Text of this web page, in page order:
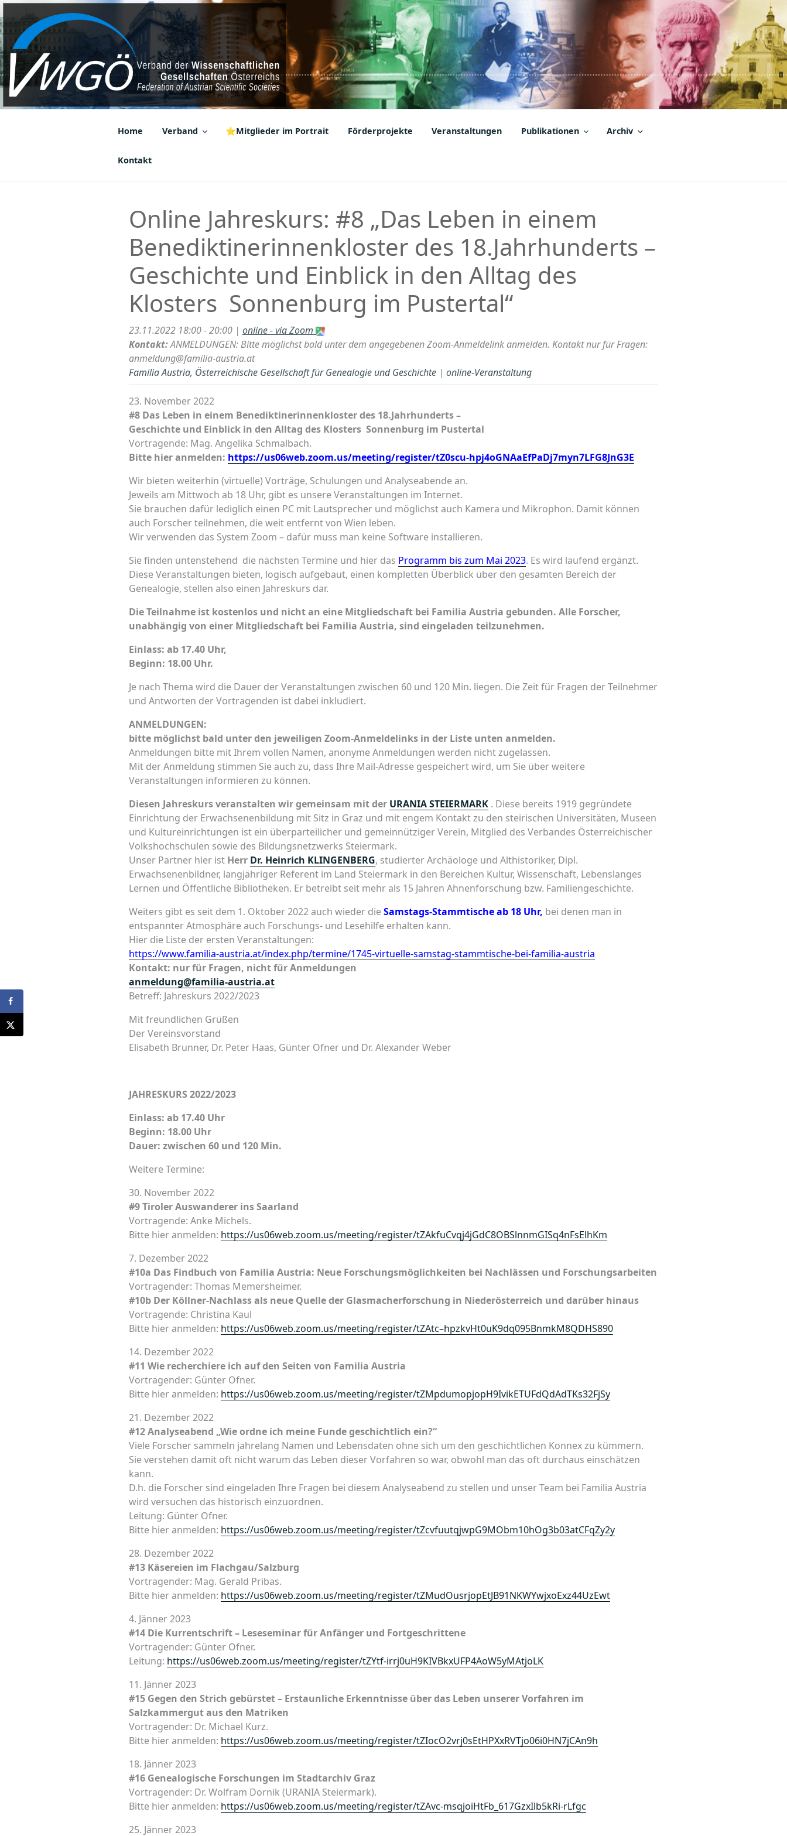
Zum
Inhalt
springen
VWGÖ
Federation of Austrian Scientific Societies
Home Verband ⭐Mitglieder im Portrait Förderprojekte Veranstaltungen Publikationen Archiv
Kontakt
Online Jahreskurs: #8 „Das Leben in einem
Benediktinerinnenkloster des 18.Jahrhunderts –
Geschichte und Einblick in den Alltag des
Klosters Sonnenburg im Pustertal“
23.11.2022 18:00 - 20:00 | online - via Zoom
Kontakt:ANMELDUNGEN: Bitte möglichst bald unter dem angegebenen Zoom-Anmeldelink anmelden. Kontakt nur für Fragen:
anmeldung@familia-austria.at
Familia Austria, Österreichische Gesellschaft für Genealogie und Geschichte | online-Veranstaltung
23. November 2022
#8 Das Leben in einem Benediktinerinnenkloster des 18.Jahrhunderts –
Geschichte und Einblick in den Alltag des Klosters Sonnenburg im Pustertal
Vortragende: Mag. Angelika Schmalbach.
Bitte hier anmelden: https://us06web.zoom.us/meeting/register/tZ0scu-hpj4oGNAaEfPaDj7myn7LFG8JnG3E
Wir bieten weiterhin (virtuelle) Vorträge, Schulungen und Analyseabende an.
Jeweils am Mittwoch ab 18 Uhr, gibt es unsere Veranstaltungen im Internet.
Sie brauchen dafür lediglich einen PC mit Lautsprecher und möglichst auch Kamera und Mikrophon. Damit können
auch Forscher teilnehmen, die weit entfernt von Wien leben.
Wir verwenden das System Zoom – dafür muss man keine Software installieren.
Sie finden untenstehend die nächsten Termine und hier das Programm bis zum Mai 2023. Es wird laufend ergänzt.
Diese Veranstaltungen bieten, logisch aufgebaut, einen kompletten Überblick über den gesamten Bereich der
Genealogie, stellen also einen Jahreskurs dar.
Die Teilnahme ist kostenlos und nicht an eine Mitgliedschaft bei Familia Austria gebunden. Alle Forscher,
unabhängig von einer Mitgliedschaft bei Familia Austria, sind eingeladen teilzunehmen.
Einlass: ab 17.40 Uhr,
Beginn: 18.00 Uhr.
Je nach Thema wird die Dauer der Veranstaltungen zwischen 60 und 120 Min. liegen. Die Zeit für Fragen der Teilnehmer
und Antworten der Vortragenden ist dabei inkludiert.
ANMELDUNGEN:
bitte möglichst bald unter den jeweiligen Zoom-Anmeldelinks in der Liste unten anmelden.
Anmeldungen bitte mit Ihrem vollen Namen, anonyme Anmeldungen werden nicht zugelassen.
Mit der Anmeldung stimmen Sie auch zu, dass Ihre Mail-Adresse gespeichert wird, um Sie über weitere
Veranstaltungen informieren zu können.
Diesen Jahreskurs veranstalten wir gemeinsam mit der URANIA STEIERMARK . Diese bereits 1919 gegründete
Einrichtung der Erwachsenenbildung mit Sitz in Graz und mit engem Kontakt zu den steirischen Universitäten, Museen
und Kultureinrichtungen ist ein überparteilicher und gemeinnütziger Verein, Mitglied des Verbandes Österreichischer
Volkshochschulen sowie des Bildungsnetzwerks Steiermark.
Unser Partner hier ist Herr Dr. Heinrich KLINGENBERG, studierter Archäologe und Althistoriker, Dipl.
Erwachsenenbildner, langjähriger Referent im Land Steiermark in den Bereichen Kultur, Wissenschaft, Lebenslanges
Lernen und Öffentliche Bibliotheken. Er betreibt seit mehr als 15 Jahren Ahnenforschung bzw. Familiengeschichte.
Weiters gibt es seit dem 1. Oktober 2022 auch wieder dieSamstags-Stammtische ab 18 Uhr, bei denen man in
entspannter Atmosphäre auch Forschungs- und Lesehilfe erhalten kann.
Hier die Liste der ersten Veranstaltungen:
https://www.familia-austria.at/index.php/termine/1745-virtuelle-samstag-stammtische-bei-familia-austria
Kontakt: nur für Fragen, nicht für Anmeldungen
anmeldung@familia-austria.at
Betreff: Jahreskurs 2022/2023
Mit freundlichen Grüßen
Der Vereinsvorstand
Elisabeth Brunner, Dr. Peter Haas, Günter Ofner und Dr. Alexander Weber
JAHRESKURS 2022/2023
Einlass: ab 17.40 Uhr
Beginn: 18.00 Uhr
Dauer: zwischen 60 und 120 Min.
Weitere Termine:
30. November 2022
#9 Tiroler Auswanderer ins Saarland
Vortragende: Anke Michels.
Bitte hier anmelden: https://us06web.zoom.us/meeting/register/tZAkfuCvqj4jGdC8OBSlnnmGISq4nFsElhKm
7. Dezember 2022
#10a Das Findbuch von Familia Austria: Neue Forschungsmöglichkeiten bei Nachlässen und Forschungsarbeiten
Vortragender: Thomas Memersheimer.
#10b Der Köllner-Nachlass als neue Quelle der Glasmacherforschung in Niederösterreich und darüber hinaus
Vortragende: Christina Kaul
Bitte hier anmelden: https://us06web.zoom.us/meeting/register/tZAtc–hpzkvHt0uK9dq095BnmkM8QDHS890
14. Dezember 2022
#11 Wie recherchiere ich auf den Seiten von Familia Austria
Vortragender: Günter Ofner.
Bitte hier anmelden: https://us06web.zoom.us/meeting/register/tZMpdumopjopH9IvikETUFdQdAdTKs32FjSy
21. Dezember 2022
#12 Analyseabend „Wie ordne ich meine Funde geschichtlich ein?“
Viele Forscher sammeln jahrelang Namen und Lebensdaten ohne sich um den geschichtlichen Konnex zu kümmern.
Sie verstehen damit oft nicht warum das Leben dieser Vorfahren so war, obwohl man das oft durchaus einschätzen
kann.
D.h. die Forscher sind eingeladen Ihre Fragen bei diesem Analyseabend zu stellen und unser Team bei Familia Austria
wird versuchen das historisch einzuordnen.
Leitung: Günter Ofner.
Bitte hier anmelden: https://us06web.zoom.us/meeting/register/tZcvfuutqjwpG9MObm10hOg3b03atCFqZy2y
28. Dezember 2022
#13 Käsereien im Flachgau/Salzburg
Vortragender: Mag. Gerald Pribas.
Bitte hier anmelden: https://us06web.zoom.us/meeting/register/tZMudOusrjopEtJB91NKWYwjxoExz44UzEwt
4. Jänner 2023
#14 Die Kurrentschrift – Leseseminar für Anfänger und Fortgeschrittene
Vortragender: Günter Ofner.
Leitung: https://us06web.zoom.us/meeting/register/tZYtf-irrj0uH9KIVBkxUFP4AoW5yMAtjoLK
11. Jänner 2023
#15 Gegen den Strich gebürstet – Erstaunliche Erkenntnisse über das Leben unserer Vorfahren im
Salzkammergut aus den Matriken
Vortragender: Dr. Michael Kurz.
Bitte hier anmelden: https://us06web.zoom.us/meeting/register/tZIocO2vrj0sEtHPXxRVTjo06i0HN7jCAn9h
18. Jänner 2023
#16 Genealogische Forschungen im Stadtarchiv Graz
Vortragender: Dr. Wolfram Dornik (URANIA Steiermark).
Bitte hier anmelden: https://us06web.zoom.us/meeting/register/tZAvc-msqjoiHtFb_617GzxIlb5kRi-rLfgc
25. Jänner 2023